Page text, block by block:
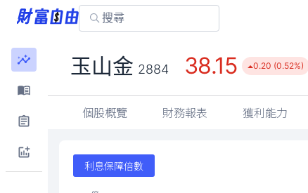
玉山金 2884 38.15 0.20 (0.52%)
個股概覽 財務報表 獲利能力
利息保障倍數